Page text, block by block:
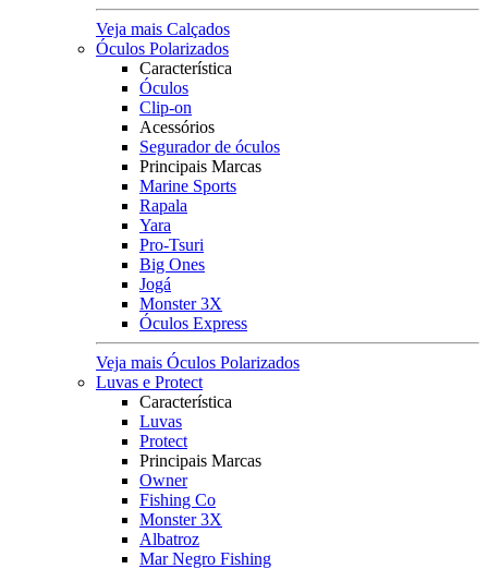
Veja mais Calçados
Óculos Polarizados
Característica
Óculos
Clip-on
Acessórios
Segurador de óculos
Principais Marcas
Marine Sports
Rapala
Yara
Pro-Tsuri
Big Ones
Jogá
Monster 3X
Óculos Express
Veja mais Óculos Polarizados
Luvas e Protect
Característica
Luvas
Protect
Principais Marcas
Owner
Fishing Co
Monster 3X
Albatroz
Mar Negro Fishing